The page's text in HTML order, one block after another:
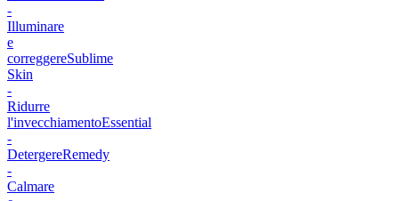
-
Illuminare
e
correggereSublime
Skin
-
Ridurre
l'invecchiamentoEssential
-
DetergereRemedy
-
Calmare